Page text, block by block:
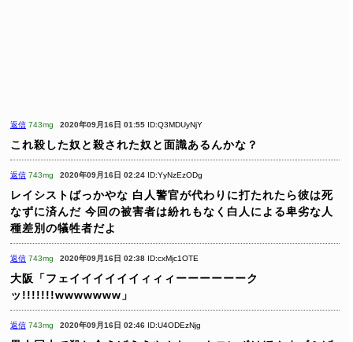
返信 743mg 2020年09月16日 01:55 ID:Q3MDUyNjY
これ殺した奴と殺された奴と面識あるんかな？
返信 743mg 2020年09月16日 02:24 ID:YyNzEzODg
レイシストばっかやな 白人警官が代わりに打たれたら彼は死
なずに済んだ 今回の被害者は紛れもなく白人による卑劣な人
種差別の犠牲者だよ
返信 743mg 2020年09月16日 02:38 ID:cxMjc1OTE
大阪「フェイイイイイイィィィーーーーーーク
ッ!!!!!!!wwwwwww」
返信 743mg 2020年09月16日 02:46 ID:U4ODEzNjg